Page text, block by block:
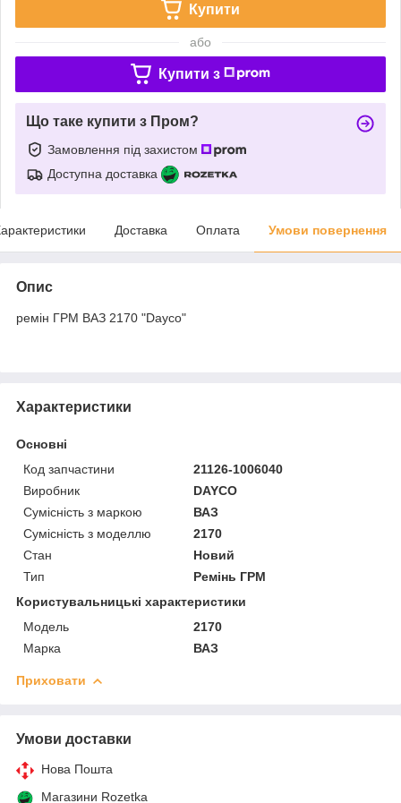
Купити
або
Купити з
Що таке купити з Пром?
Замовлення під захистом
Доступна доставка
Доставка Оплата Умови повернення
Опис
ремін ГРМ ВАЗ 2170 "Dayco"
Характеристики
Основні
Код запчастини
21126-1006040
Виробник
DAYCO
Сумісність з маркою
ВАЗ
Сумісність з моделлю
2170
Стан
Новий
Тип
Ремінь ГРМ
Користувальницькі характеристики
Мoдель
2170
Марка
ВАЗ
Приховати
Умови доставки
Нова Пошта
Магазини Rozetka